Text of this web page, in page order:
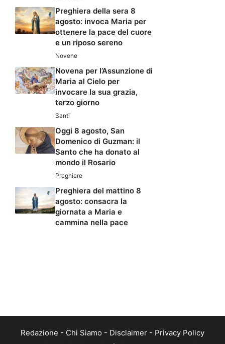
Preghiera della sera 8
agosto: invoca Maria per
ottenere la pace del cuore
e un riposo sereno
Novene
Novena per l’Assunzione di
Maria al Cielo per
invocare la sua grazia,
terzo giorno
Santi
Oggi 8 agosto, San
Domenico di Guzman: il
Santo che ha donato al
mondo il Rosario
Preghiere
Preghiera del mattino 8
agosto: consacra la
giornata a Maria e
cammina nella pace
Redazione - Chi Siamo - Disclaimer - Privacy Policy